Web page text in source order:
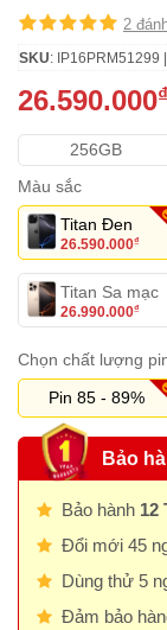
2
SKU: IP16PRM51299 |
26.590.000₫
256GB
Màu sắc
Titan Đen
26.590.000₫
Titan Sa mạc
26.990.000₫
Chọn chất lượng
Pin 85 - 89%
Bảo
Bảo hành 12
Đổi mới 45
Dùng thử 5
Đảm bảo